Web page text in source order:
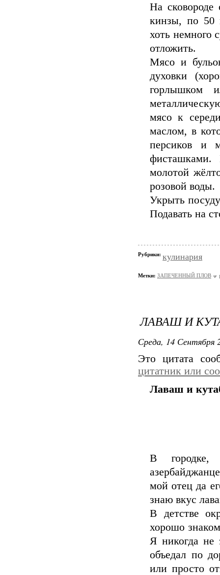
На сковороде
кинзы, по 50
хоть немного
отложить.
Мясо и
духовки
горлышком
мясо к
маслом, в
персиков и
молотой
розовой воды.
Укрыть
Подавать на
Рубрики: кулинария
Метки: ЗАПЕЧЕННЫЙ ПЛОВ
ЛАВАШ И
Среда, 14 Сентября
Это цитата
цитатник или
Лаваш и
В
мой отец да
знаю вкус
В детстве
хорошо
Я никогда не
объедал по
или просто